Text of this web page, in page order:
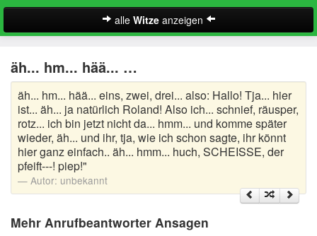
alle Witzeanzeigen
A-Klasse Witze
Akademiker Witze
Al Bundy Sprüche
Alle Kinder Sprüche
Anrufbeantworter Ansagen
Antiwitze
äh... hm... hää... …
äh... hm... hää... eins, zwei, drei... also: Hallo! Tja... hier
ist... äh... ja natürlich Roland! Also ich... schnief, räusper,
rotz... ich bin jetzt nicht da... hmm... und komme später
wieder, äh... und ihr, tja, wie ich schon sagte, ihr könnt
hier ganz einfach.. äh... hmm... huch, SCHEISSE, der
pfeift---! piep!"
Autor: unbekannt
Mehr Anrufbeantworter Ansagen